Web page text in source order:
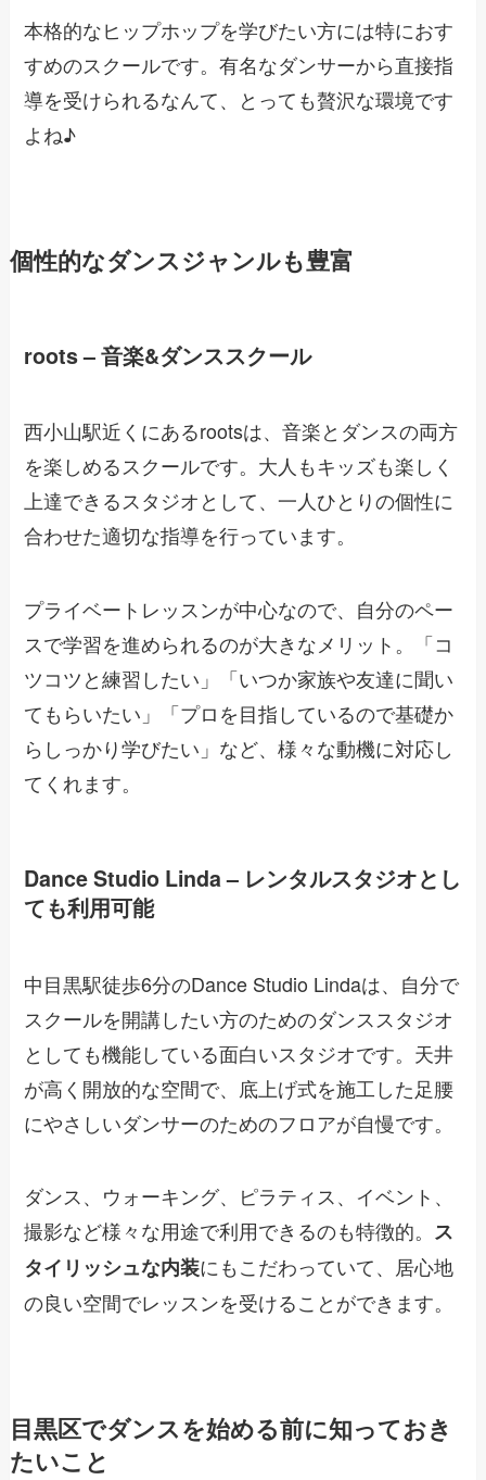
本格的なヒップホップを学びたい方には特におす
すめのスクールです。有名なダンサーから直接指
導を受けられるなんて、とっても贅沢な環境です
よね♪
個性的なダンスジャンルも豊富
roots – 音楽&ダンススクール
西小山駅近くにあるrootsは、音楽とダンスの両方
を楽しめるスクールです。大人もキッズも楽しく
上達できるスタジオとして、一人ひとりの個性に
合わせた適切な指導を行っています。
プライベートレッスンが中心なので、自分のペー
スで学習を進められるのが大きなメリット。「コ
ツコツと練習したい」「いつか家族や友達に聞い
てもらいたい」「プロを目指しているので基礎か
らしっかり学びたい」など、様々な動機に対応し
てくれます。
Dance Studio Linda – レンタルスタジオとし
ても利用可能
中目黒駅徒歩6分のDance Studio Lindaは、自分で
スクールを開講したい方のためのダンススタジオ
としても機能している面白いスタジオです。天井
が高く開放的な空間で、底上げ式を施工した足腰
にやさしいダンサーのためのフロアが自慢です。
ダンス、ウォーキング、ピラティス、イベント、
撮影など様々な用途で利用できるのも特徴的。 ス
タイリッシュな内装にもこだわっていて、居心地
の良い空間でレッスンを受けることができます。
目黒区でダンスを始める前に知っておき
たいこと